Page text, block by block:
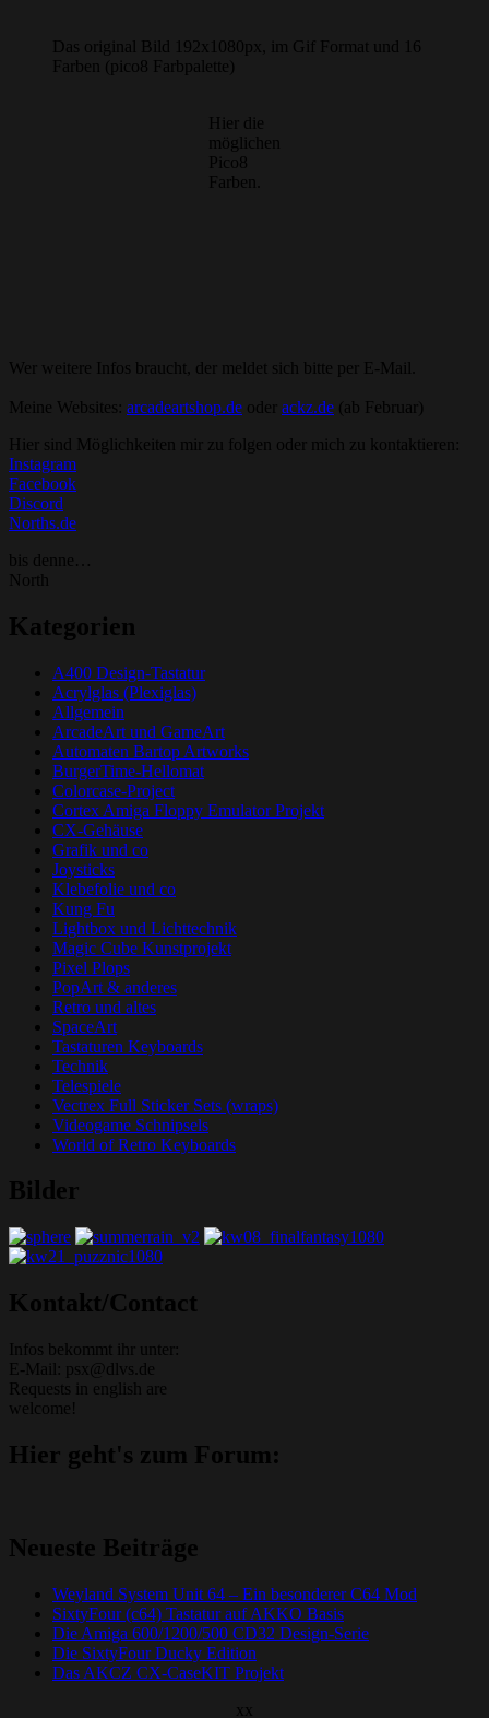
Das original Bild 192x1080px, im Gif Format und 16
Farben (pico8 Farbpalette)
Hier die
möglichen
Pico8
Farben.
Wer weitere Infos braucht, der meldet sich bitte per E-Mail.
Meine Websites: arcadeartshop.de oder ackz.de (ab Februar)
Hier sind Möglichkeiten mir zu folgen oder mich zu kontaktieren:
Instagram
Facebook
Discord
Norths.de
bis denne…
North
Kategorien
A400 Design-Tastatur
Acrylglas (Plexiglas)
Allgemein
ArcadeArt und GameArt
Automaten Bartop Artworks
BurgerTime-Hellomat
Colorcase-Project
Cortex Amiga Floppy Emulator Projekt
CX-Gehäuse
Grafik und co
Joysticks
Klebefolie und co
Kung Fu
Lightbox und Lichttechnik
Magic Cube Kunstprojekt
Pixel Plops
PopArt & anderes
Retro und altes
SpaceArt
Tastaturen Keyboards
Technik
Telespiele
Vectrex Full Sticker Sets (wraps)
Videogame Schnipsels
World of Retro Keyboards
Bilder
Kontakt/Contact
Infos bekommt ihr unter:
E-Mail: psx@dlvs.de
Requests in english are
welcome!
Hier geht's zum Forum:
Neueste Beiträge
Weyland System Unit 64 – Ein besonderer C64 Mod
SixtyFour (c64) Tastatur auf AKKO Basis
Die Amiga 600/1200/500 CD32 Design-Serie
Die SixtyFour Ducky Edition
Das AKCZ CX-CaseKIT Projekt
xx